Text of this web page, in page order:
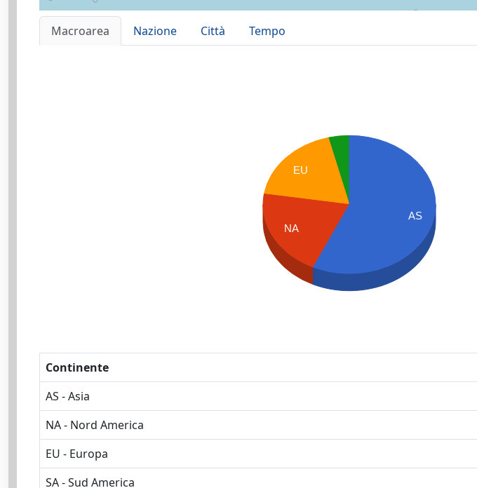
Macroarea Nazione Città
Tempo
EU
NA
AS
Continente
AS - Asia
NA - Nord America
EU - Europa
SA - Sud America